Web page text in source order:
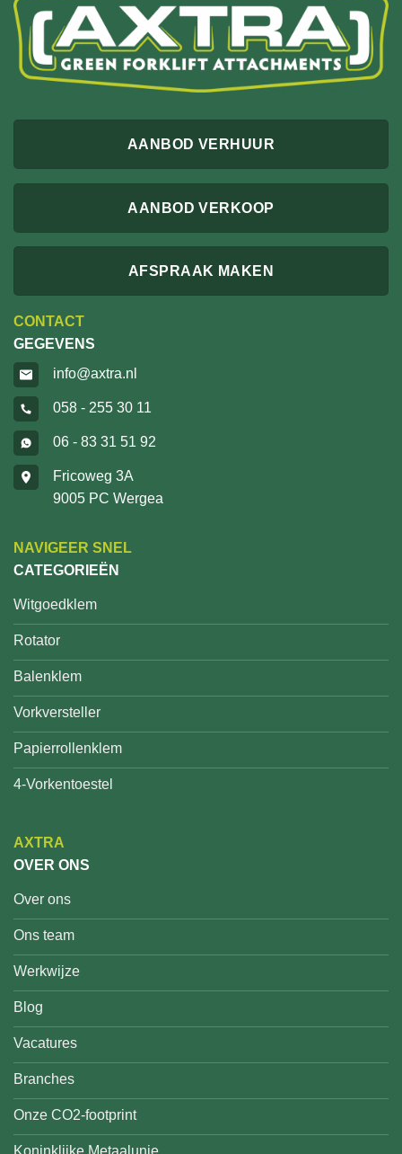
AANBOD VERHUUR
AANBOD VERKOOP
AFSPRAAK MAKEN
CONTACT
GEGEVENS
info@axtra.nl
058 - 255 30 11
06 - 83 31 51 92
Fricoweg 3A
9005 PC Wergea
NAVIGEER SNEL
CATEGORIEËN
Witgoedklem
Rotator
Balenklem
Vorkversteller
Papierrollenklem
4-Vorkentoestel
AXTRA
OVER ONS
Over ons
Ons team
Werkwijze
Blog
Vacatures
Branches
Onze CO2-footprint
Koninklijke Metaalunie